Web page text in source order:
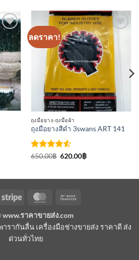
า
าร
ม
ลดราคา!
เพิ่มเข้า
ใน
รายการ
ถุงมือยาง-ถุงมือผ้า
ถุงมือยางสีดำ 3swans ART 141
ให้คะแนน
คะแนน
650.00฿ Original
620.00฿Current
Stripe MasterCard
www.ราคาขายส่ง.com
รากันลื่น เครื่องมือช่างขายส่ง ราคาดี ส่ง
ด่วนทั่วไทย